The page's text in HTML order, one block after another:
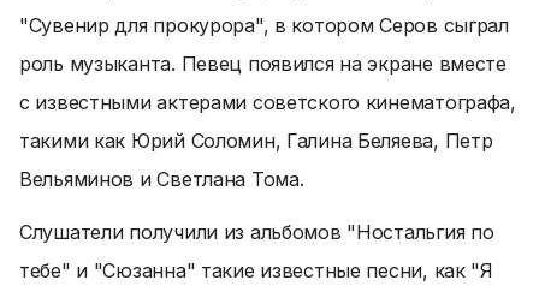
"Сувенир для прокурора", в котором Серов сыграл
роль музыканта. Певец появился на экране вместе
с известными актерами советского кинематографа,
такими как Юрий Соломин, Галина Беляева, Петр
Вельяминов и Светлана Тома.
Слушатели получили из альбомов "Ностальгия по
тебе" и "Сюзанна" такие известные песни, как "Я